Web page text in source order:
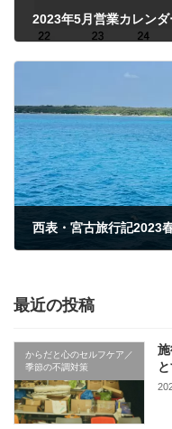
2023年5月営業カレンダ
西表・宮古旅行記2023
最近の投稿
からだと心のセルフケア／
季節の不調対策